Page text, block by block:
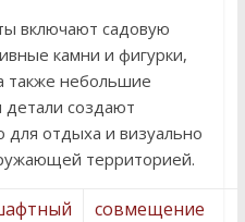
включают садовую
камни и фигурки,
также небольшие
детали создают
для отдыха и визуально
территорией.
совмещение